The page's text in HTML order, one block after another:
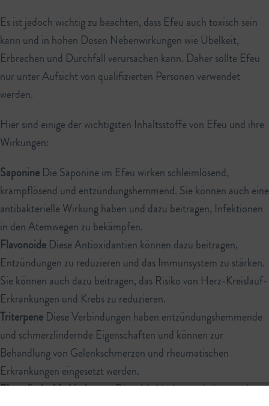
Es ist jedoch wichtig zu beachten, dass Efeu auch toxisch sein
kann und in hohen Dosen Nebenwirkungen wie Übelkeit,
Erbrechen und Durchfall verursachen kann. Daher sollte Efeu
nur unter Aufsicht von qualifizierten Personen verwendet
werden.
Hier sind einige der wichtigsten Inhaltsstoffe von Efeu und ihre
Wirkungen:
Saponine Die Saponine im Efeu wirken schleimlösend,
krampflösend und entzündungshemmend. Sie können auch eine
antibakterielle Wirkung haben und dazu beitragen, Infektionen
in den Atemwegen zu bekämpfen.
Flavonoide Diese Antioxidantien können dazu beitragen,
Entzündungen zu reduzieren und das Immunsystem zu stärken.
Sie können auch dazu beitragen, das Risiko von Herz-Kreislauf-
Erkrankungen und Krebs zu reduzieren.
Triterpene Diese Verbindungen haben entzündungshemmende
und schmerzlindernde Eigenschaften und können zur
Behandlung von Gelenkschmerzen und rheumatischen
Erkrankungen eingesetzt werden.
Phenolische VerbindungenDiese Verbindungen haben auch